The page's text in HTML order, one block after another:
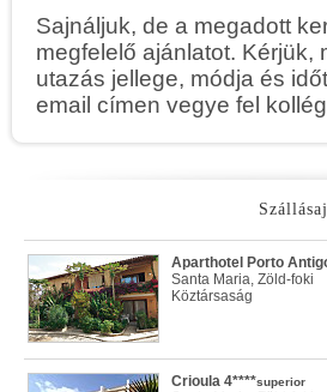
Sajnáljuk, de a megadott
megfelelő ajánlatot. Kérjük,
utazás jellege, módja és
email címen vegye fel
Aparthotel Porto
Santa Maria, Zöld-foki
Köztársaság
Crioula 4****superior